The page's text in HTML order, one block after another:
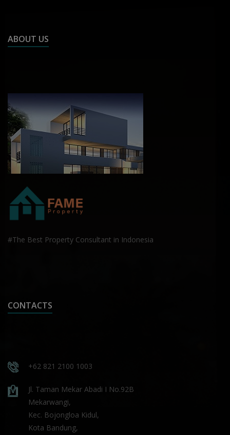
ABOUT US
#The Best Property Consultant in Indonesia
CONTACTS
+62 821 2100 1003
Jl. Taman Mekar Abadi I No.92B
Mekarwangi,
Kec. Bojongloa Kidul,
Kota Bandung,